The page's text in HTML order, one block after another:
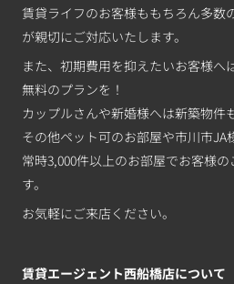
賃貸ライフのお客様ももちろん多数
が親切にご対応いたします。
また、初期費用を抑えたいお客様へ
無料のプランを！
カップルさんや新婚様へは新築物件
その他ペット可のお部屋や市川市
常時3,000件以上のお部屋でお客様
す。
お気軽にご来店ください。
賃貸エージェント西船橋店について